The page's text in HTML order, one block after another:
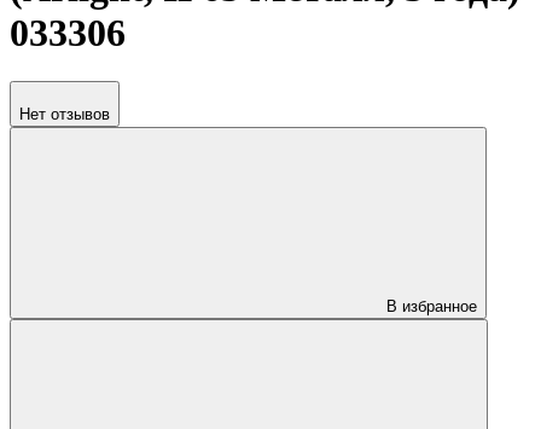
033306
Нет отзывов
В избранное